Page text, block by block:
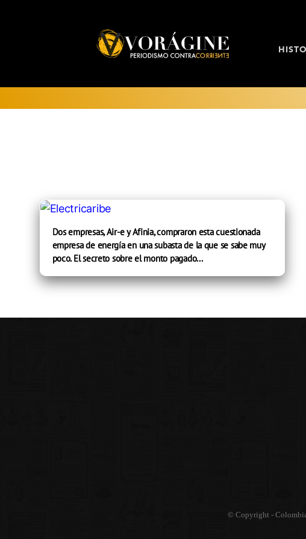
Dos empresas, Air-e y Afinia, compraron esta cuestionada
empresa de energía en una subasta de la que se sabe muy
poco. El secreto sobre el monto pagado...
© Copyright -